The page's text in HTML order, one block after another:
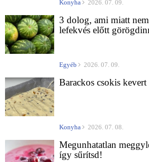
Konyha 2026. 07. 09.
3 dolog, ami miatt nem
lefekvés előtt
Egyéb 2026. 07. 09.
Barackos csokis kevert
Konyha 2026. 07. 08.
Megunhatatlan
így sűrítsd!